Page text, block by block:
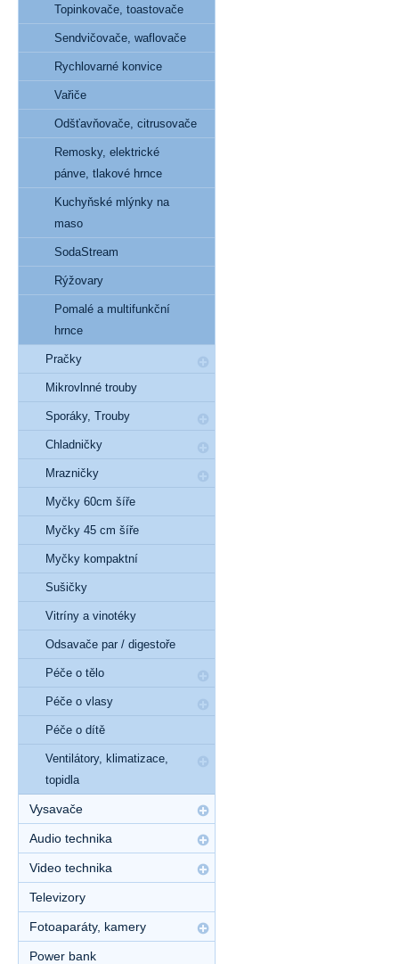
Topinkovače, toastovače
Sendvičovače, waflovače
Rychlovarné konvice
Vařiče
Odšťavňovače, citrusovače
Remosky, elektrické
pánve, tlakové hrnce
Kuchyňské mlýnky na
maso
SodaStream
Rýžovary
Pomalé a multifunkční
hrnce
Pračky
Mikrovlnné trouby
Sporáky, Trouby
Chladničky
Mrazničky
Myčky 60cm šíře
Myčky 45 cm šíře
Myčky kompaktní
Sušičky
Vitríny a vinotéky
Odsavače par / digestoře
Péče o tělo
Péče o vlasy
Péče o dítě
Ventilátory, klimatizace,
topidla
Vysavače
Audio technika
Video technika
Televizory
Fotoaparáty, kamery
Power bank